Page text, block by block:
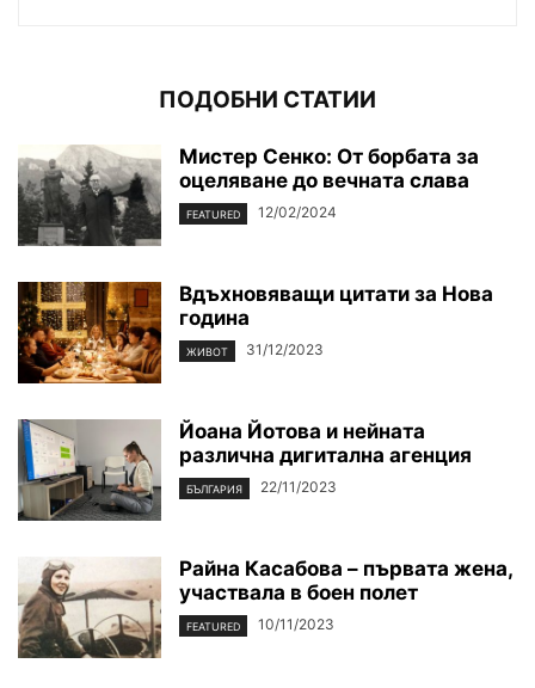
ПОДОБНИ СТАТИИ
Мистер Сенко: От борбата за
оцеляване до вечната слава
FEATURED 12/02/2024
Вдъхновяващи цитати за Нова
година
ЖИВОТ 31/12/2023
Йоана Йотова и нейната
различна дигитална агенция
БЪЛГАРИЯ 22/11/2023
Райна Касабова – първата жена,
участвала в боен полет
FEATURED 10/11/2023